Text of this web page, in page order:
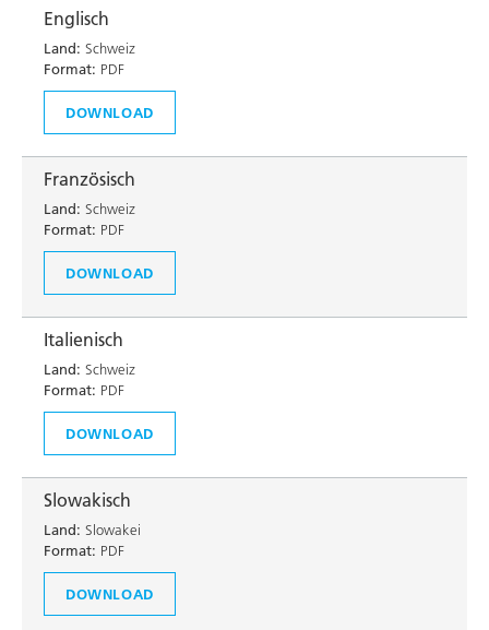
Englisch
Land: Schweiz
Format: PDF
DOWNLOAD
Französisch
Land: Schweiz
Format: PDF
DOWNLOAD
Italienisch
Land: Schweiz
Format: PDF
DOWNLOAD
Slowakisch
Land: Slowakei
Format: PDF
DOWNLOAD